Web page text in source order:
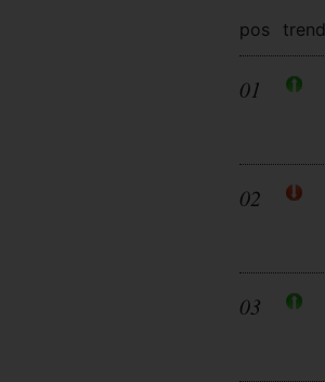
pos trend
01
02
03